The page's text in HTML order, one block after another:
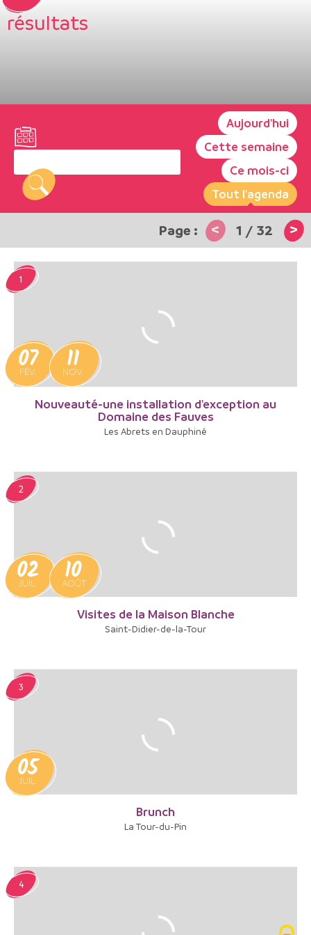
résultats
Aujourd'hui
Cette semaine
Ce mois-ci
Tout l'agenda
< 1 / 32 >
Nouveauté-une installation d'exception au
Domaine des Fauves
Les Abrets en Dauphiné
07
FÉV. 11
NOV.
1
Visites de la Maison Blanche
Saint-Didier-de-la-Tour
02
JUIL. 10
AOÛT
2
Brunch
La Tour-du-Pin
05
JUIL.
3
4